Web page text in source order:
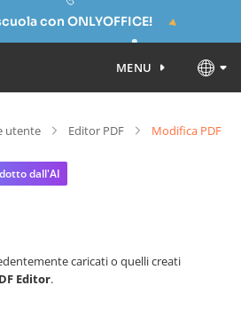
con ONLYOFFICE!
MENU
utente Editor PDF Modifica PDF
dall'AI
caricati o quelli creati
Editor.